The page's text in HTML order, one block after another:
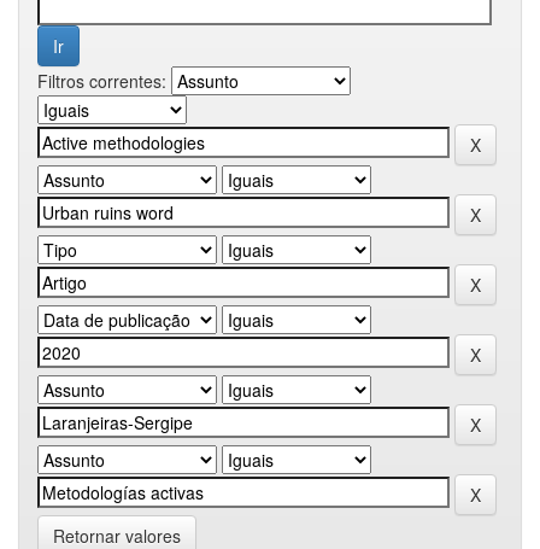
Filtros correntes:
Retornar valores